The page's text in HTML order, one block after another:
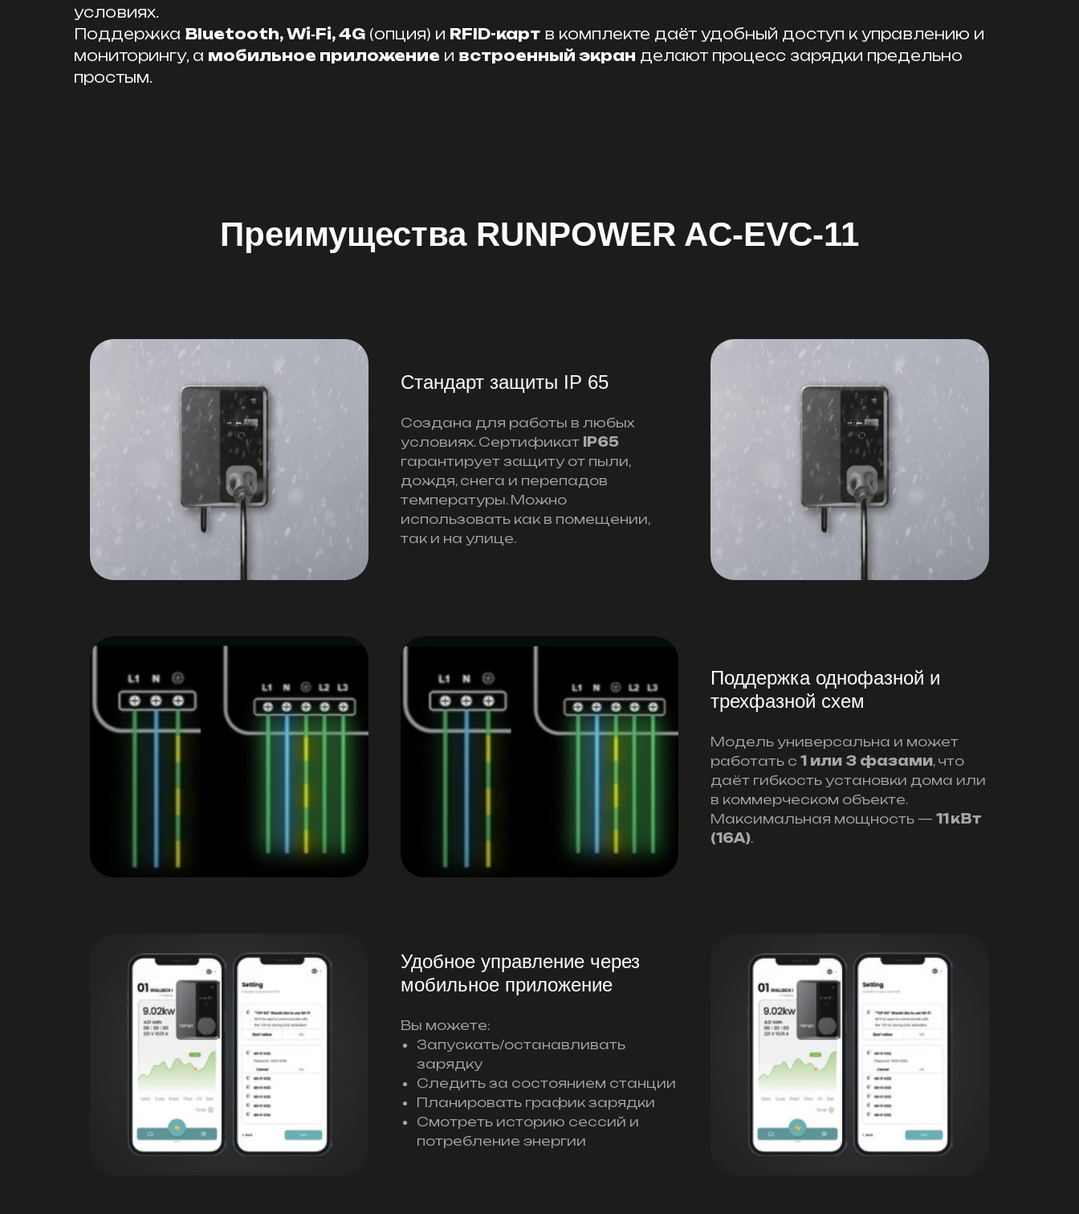
условиях.
Поддержка Bluetooth, Wi‑Fi, 4G (опция) и RFID-карт в комплекте даёт удобный доступ к управлению и
мониторингу, а мобильное приложение и встроенный экран делают процесс зарядки предельно
простым.
Преимущества RUNPOWER AC-EVC-11
Стандарт защиты IP 65
Создана для работы в любых
условиях. Сертификат IP65
гарантирует защиту от пыли,
дождя, снега и перепадов
температуры. Можно
использовать как в помещении,
так и на улице.
Поддержка однофазной и
трехфазной схем
Модель универсальна и может
работать с1 или 3 фазами, что
даёт гибкость установки дома или
в коммерческом объекте.
Максимальная мощность —11 кВт
(16A).
Удобное управление через
мобильное приложение
Вы можете:
Запускать/останавливать
зарядку
Следить за состоянием станции
Планировать график зарядки
Смотреть историю сессий и
потребление энергии